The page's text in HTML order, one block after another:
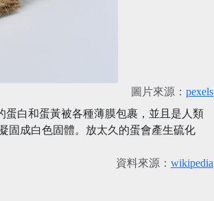
圖片來源： pexels
蛋白和蛋黃被各種薄膜包裹，並且是人類
固成白色固體。放太久的蛋會產生硫化
資料來源： wikipedia